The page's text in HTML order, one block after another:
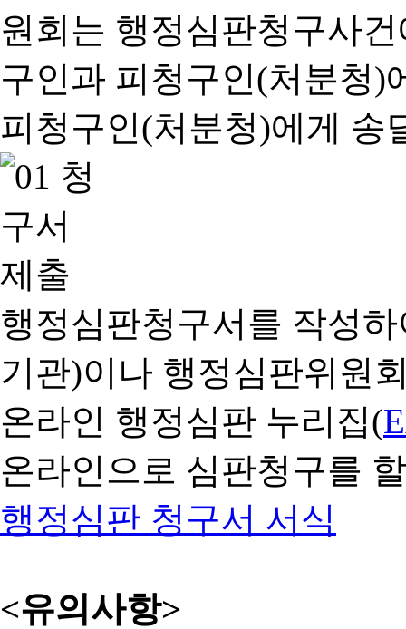
행정심판청구서를 작성
기관)이나 행정심판위원
온라인 행정심판 누리집(
온라인으로 심판청구를
행정심판 청구서 서식
<유의사항>